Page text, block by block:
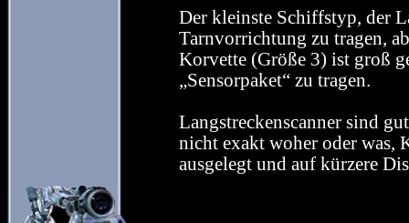
Der kleinste Schiffstyp, der
Tarnvorrichtung zu tragen,
Korvette (Größe 3) ist groß
„Sensorpaket“ zu tragen.
Langstreckenscanner sind
nicht exakt woher oder was,
ausgelegt und auf kürzere